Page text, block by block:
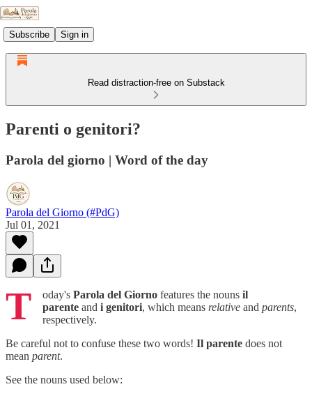
Subscribe Sign in
Read distraction-free on Substack
Parenti o genitori?
Parola del giorno | Word of the day
Parola del Giorno (#PdG)
Jul 01, 2021
T oday's Parola del Giorno features the nouns il
parente and i genitori, which means relative and parents,
respectively.
Be careful not to confuse these two words! Il parente does not
mean parent.
See the nouns used below: